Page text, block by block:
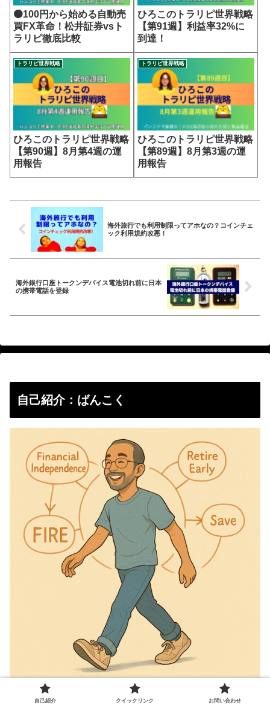
🟠100円から始める自動売
買FX革命！松井証券vsト
ラリピ徹底比較
ひろこのトラリピ世界戦略
【第91週】利益率32%に
到達！
トラリピ世界戦略
ひろこのトラリピ世界戦略
【第90週】8月第4週の運
用報告
トラリピ世界戦略
ひろこのトラリピ世界戦略
【第89週】8月第3週の運
用報告
海外旅行でも利用制限ってアホなの？コインチェ
ック利用規約改悪！
海外銀行口座トークンデバイス電池切れ前に日本
の携帯電話を登録
自己紹介：ばんこく
50歳で家族持ちFIRE(経済的自由＋早期リタイア) 。NYC駐在時の
超円高(88円)で米ドル資産運用開始。現在は、金融資産の30％は
自己紹介 クイックリンク お問い合わせ